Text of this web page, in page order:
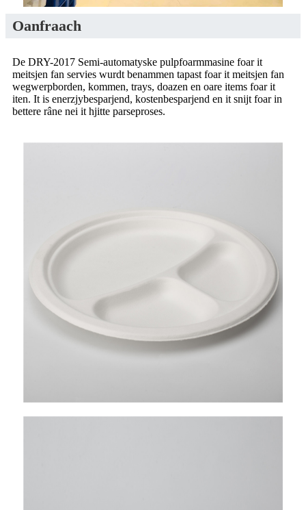
Oanfraach
De DRY-2017 Semi-automatyske pulpfoarmmasine foar it
meitsjen fan servies wurdt benammen tapast foar it meitsjen fan
wegwerpborden, kommen, trays, doazen en oare items foar it
iten. It is enerzjybesparjend, kostenbesparjend en it snijt foar in
bettere râne nei it hjitte parseproses.